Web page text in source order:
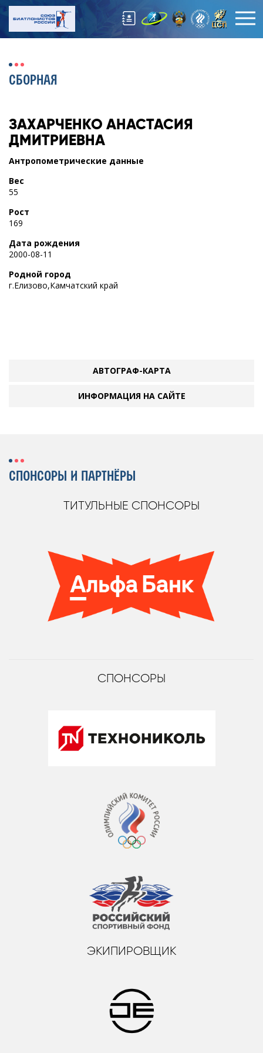
СБОРНАЯ
ЗАХАРЧЕНКО АНАСТАСИЯ
ДМИТРИЕВНА
Антропометрические данные
Вес
55
Рост
169
Дата рождения
2000-08-11
Родной город
г.Елизово,Камчатский край
АВТОГРАФ-КАРТА
ИНФОРМАЦИЯ НА САЙТЕ
СПОНСОРЫ И ПАРТНЁРЫ
ТИТУЛЬНЫЕ СПОНСОРЫ
СПОНСОРЫ
ЭКИПИРОВЩИК